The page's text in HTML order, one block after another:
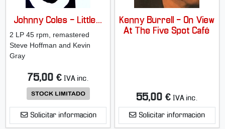
Johnny Coles - Little...
2 LP 45 rpm, remastered
Steve Hoffman and Kevin
Gray
75,00 € IVA inc.
Solicitar información
Kenny Burrell - On View
At The Five Spot Café
55,00 € IVA inc.
Solicitar información